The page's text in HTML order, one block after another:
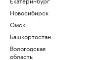
Новосибирск
Омск
Башкортостан
Вологодская
область